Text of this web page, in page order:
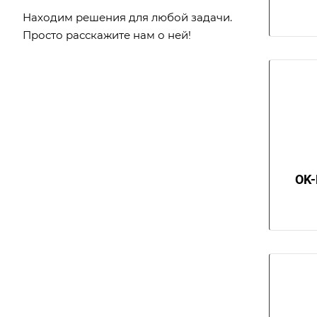
Находим решения для любой задачи.
Просто расскажите нам о ней!